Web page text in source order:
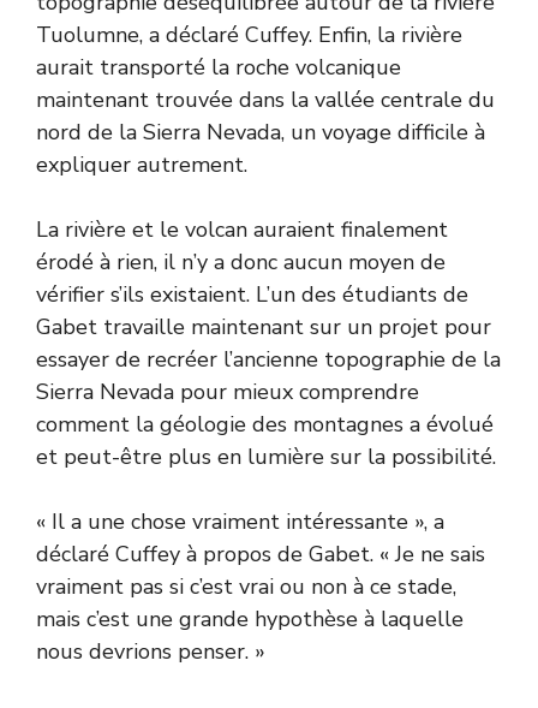
Tuolumne, a déclaré Cuffey. Enfin, la rivière
aurait transporté la roche volcanique
maintenant trouvée dans la vallée centrale du
nord de la Sierra Nevada, un voyage difficile à
expliquer autrement.
La rivière et le volcan auraient finalement
érodé à rien, il n’y a donc aucun moyen de
vérifier s’ils existaient. L’un des étudiants de
Gabet travaille maintenant sur un projet pour
essayer de recréer l’ancienne topographie de la
Sierra Nevada pour mieux comprendre
comment la géologie des montagnes a évolué
et peut-être plus en lumière sur la possibilité.
« Il a une chose vraiment intéressante », a
déclaré Cuffey à propos de Gabet. « Je ne sais
vraiment pas si c’est vrai ou non à ce stade,
mais c’est une grande hypothèse à laquelle
nous devrions penser. »